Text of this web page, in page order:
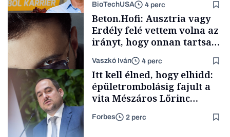
Társadalom
Content Lab HUB
BioTechUSA 4 perc
Forbes-sztori
Beton.Hofi: Ausztria vagy
Erdély felé vettem volna az
irányt, hogy onnan tartsam
lélegeztetőgépen a magyar
zenét
Vaszkó Iván 4 perc
Itt kell élned, hogy elhidd:
épületrombolásig fajult a
vita Mészáros Lőrinc
bizalmasának cégével, most
bíróság előtt az ügy
Forbes 2 perc